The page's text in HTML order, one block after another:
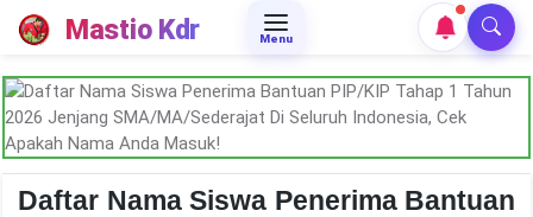
Mastio Kdr Menu
Daftar Nama Siswa Penerima Bantuan